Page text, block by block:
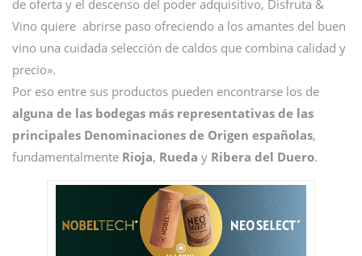
de oferta y el descenso del poder adquisitivo, Disfruta &
Vino quiere abrirse paso ofreciendo a los amantes del buen
vino una cuidada selección de caldos que combina calidad y
precio».
Por eso entre sus productos pueden encontrarse los de
alguna de las bodegas más representativas de las
principales Denominaciones de Origen españolas,
fundamentalmente Rioja, Rueda y Ribera del Duero.